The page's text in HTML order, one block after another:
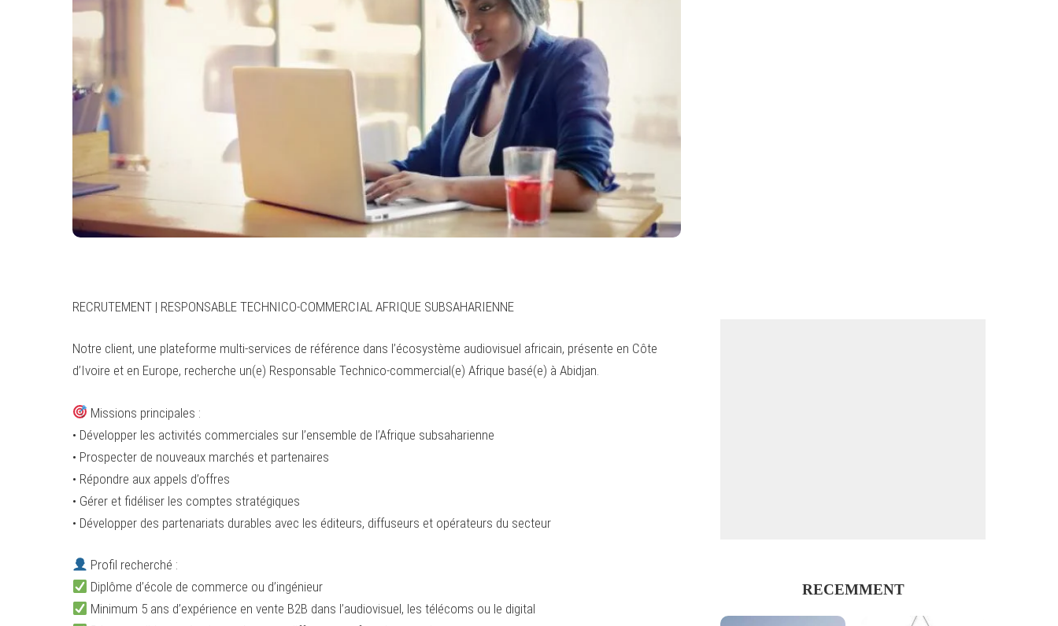
RECRUTEMENT | RESPONSABLE TECHNICO-COMMERCIAL AFRIQUE SUBSAHARIENNE
Notre client, une plateforme multi-services de référence dans l’écosystème audiovisuel africain, présente en Côte
d’Ivoire et en Europe, recherche un(e) Responsable Technico-commercial(e) Afrique basé(e) à Abidjan.
Missions principales :
• Développer les activités commerciales sur l’ensemble de l’Afrique subsaharienne
• Prospecter de nouveaux marchés et partenaires
• Répondre aux appels d’offres
• Gérer et fidéliser les comptes stratégiques
• Développer des partenariats durables avec les éditeurs, diffuseurs et opérateurs du secteur
Profil recherché :
Diplôme d’école de commerce ou d’ingénieur
Minimum 5 ans d’expérience en vente B2B dans l’audiovisuel, les télécoms ou le digital
RECEMMENT